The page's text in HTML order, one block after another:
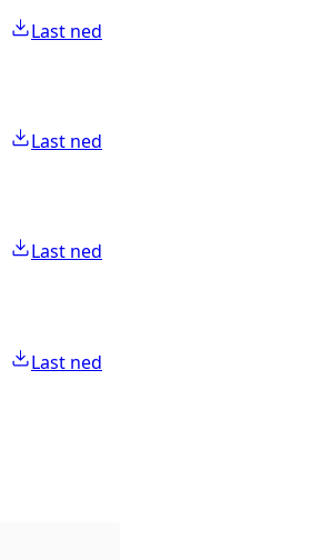
Last ned
Last ned
Last ned
Last ned